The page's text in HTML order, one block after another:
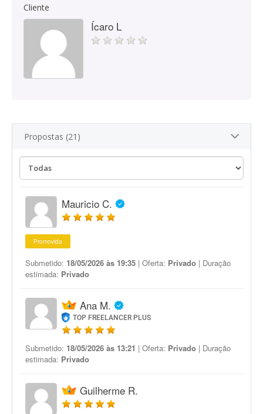
Cliente
Ícaro L
Propostas (21)
Mauricio C.
Promovida
Submetido: 18/05/2026 às 19:35 | Oferta: Privado | Duração
estimada: Privado
Ana M.
TOP FREELANCER PLUS
Submetido: 18/05/2026 às 13:21 | Oferta: Privado | Duração
estimada: Privado
Guilherme R.